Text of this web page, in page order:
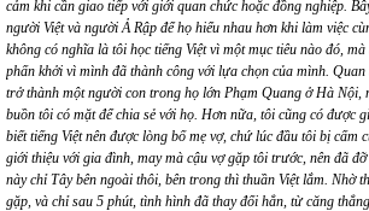
cảm khi cần giao tiếp với giới quan chức hoặc đồng nghiệp.
người Việt và người Ả Rập để họ hiểu nhau hơn khi làm việc cù
không có nghĩa là tôi học tiếng Việt vì một mục tiêu nào đó, mà
phấn khởi vì mình đã thành công với lựa chọn của mình.
trở thành một người con trong họ lớn Phạm Quang ở Hà Nội,
buồn tôi có mặt để chia sẻ với họ. Hơn nữa, tôi cũng có được
biết tiếng Việt nên được lòng bố mẹ vợ, chứ lúc đầu tôi bị cấm
giới thiệu với gia đình, may mà cậu vợ gặp tôi trước, nên đã
này chỉ Tây bên ngoài thôi, bên trong thì thuần Việt lắm. Nhờ
gặp, và chỉ sau 5 phút, tình hình đã thay đổi hẳn, từ căng